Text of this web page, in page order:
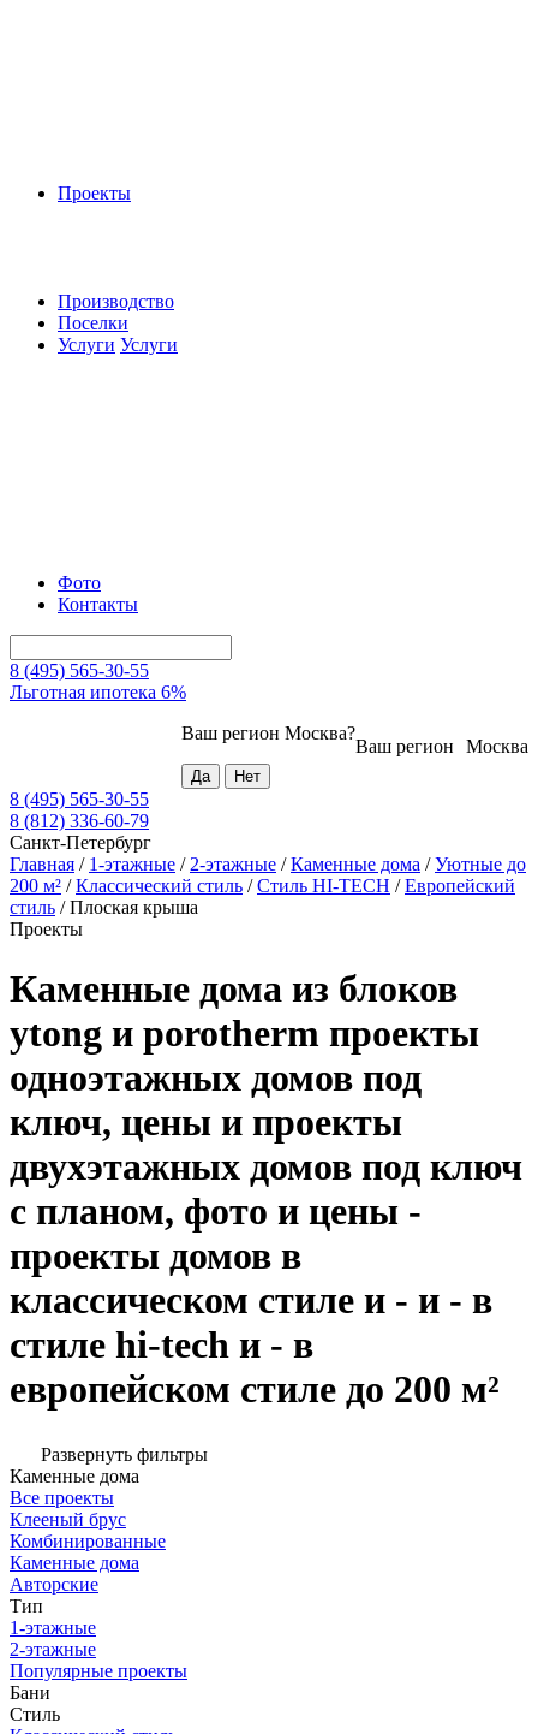
Проекты
Производство
Поселки
Услуги Услуги
Фото
Контакты
8 (495) 565-30-55
Льготная ипотека 6%
Москва
Ваш регион
Ваш регион Москва?
8 (495) 565-30-55
8 (812) 336-60-79
Санкт-Петербург
Главная / 1-этажные / 2-этажные /Каменные дома /Уютные до
200 м² /Классический стиль /Стиль HI-TECH /Европейский
стиль /Плоская крыша
Проекты
Каменные дома из блоков
ytong и porotherm проекты
одноэтажных домов под
ключ, цены и проекты
двухэтажных домов под ключ
с планом, фото и цены -
проекты домов в
классическом стиле и - и - в
стиле hi-tech и - в
европейском стиле до 200 м²
Развернуть фильтры
Каменные дома
Все проекты
Клееный брус
Комбинированные
Каменные дома
Авторские
Тип
1-этажные
2-этажные
Популярные проекты
Бани
Стиль